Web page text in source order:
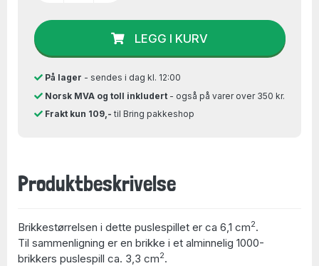
LEGG I KURV
På lager - sendes i dag kl. 12:00
Norsk MVA og toll inkludert- også på varer over 350 kr.
Frakt kun 109,- til Bring pakkeshop
Produktbeskrivelse
Brikkestørrelsen i dette puslespillet er ca 6,1 cm2.
Til sammenligning er en brikke i et alminnelig 1000-
brikkers puslespill ca. 3,3 cm2.